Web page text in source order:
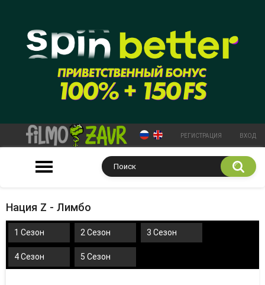
РЕГИСТРАЦИЯ ВХОД
Нация Z - Лимбо
1 Сезон 2 Сезон 3 Сезон
4 Сезон 5 Сезон